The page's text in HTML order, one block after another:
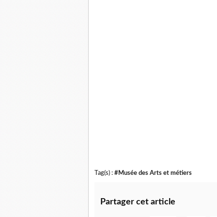
Tag(s) : #Musée des Arts et métiers
Partager cet article